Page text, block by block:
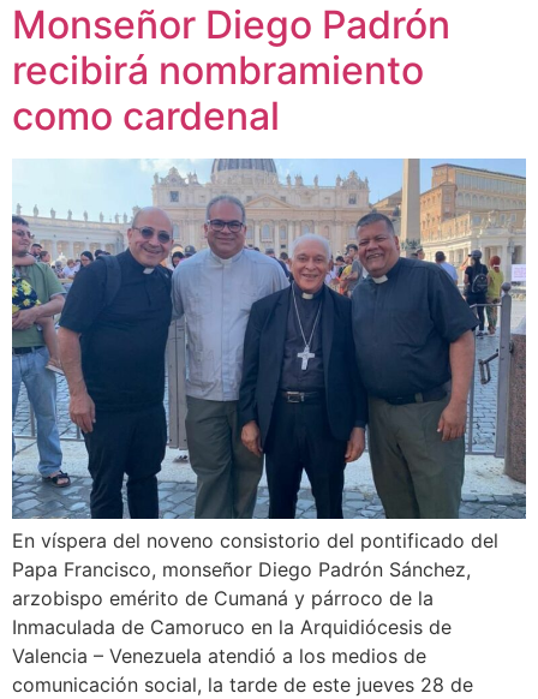
Monseñor Diego Padrón
recibirá nombramiento
como cardenal
En víspera del noveno consistorio del pontificado del
Papa Francisco, monseñor Diego Padrón Sánchez,
arzobispo emérito de Cumaná y párroco de la
Inmaculada de Camoruco en la Arquidiócesis de
Valencia – Venezuela atendió a los medios de
comunicación social, la tarde de este jueves 28 de